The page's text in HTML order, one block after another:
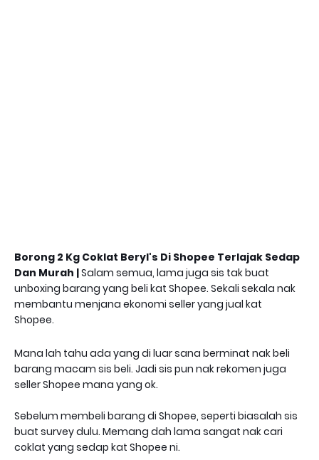
Borong 2 Kg Coklat Beryl's Di Shopee Terlajak Sedap
Dan Murah |Salam semua, lama juga sis tak buat
unboxing barang yang beli kat Shopee. Sekali sekala nak
membantu menjana ekonomi seller yang jual kat
Shopee.
Mana lah tahu ada yang di luar sana berminat nak beli
barang macam sis beli. Jadi sis pun nak rekomen juga
seller Shopee mana yang ok.
Sebelum membeli barang di Shopee, seperti biasalah sis
buat survey dulu. Memang dah lama sangat nak cari
coklat yang sedap kat Shopee ni.